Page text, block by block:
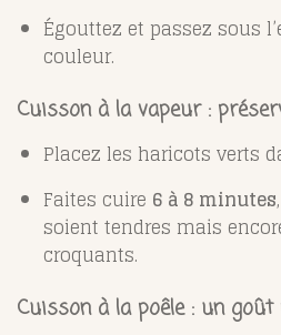
Égouttez et passez sous
couleur.
Cuisson à la vapeur :
Placez les haricots verts
Faites cuire 6 à 8 minutes
soient tendres mais
croquants.
Cuisson à la poêle : un